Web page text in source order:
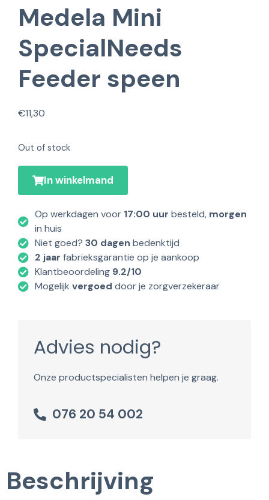
Medela Mini
SpecialNeeds
Feeder speen
€11,30
Out of stock
In winkelmand
Op werkdagen voor 17:00 uur besteld, morgen
in huis
Niet goed? 30 dagen bedenktijd
2 jaar fabrieksgarantie op je aankoop
Klantbeoordeling 9.2/10
Mogelijk vergoed door je zorgverzekeraar
Advies nodig?
Onze productspecialisten helpen je graag.
076 20 54 002
Beschrijving